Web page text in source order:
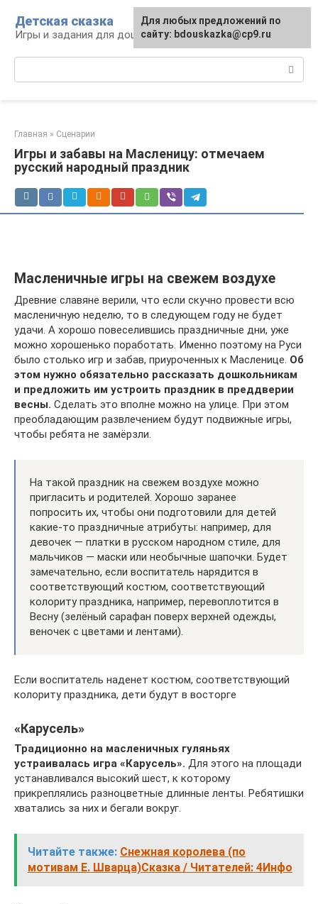
контенту
Детская сказка
Игры и задания для дошкольников
Главная » Сценарии
Игры и забавы на Масленицу: отмечаем
русский народный праздник
Масленичные игры на свежем воздухе
Древние славяне верили, что если скучно провести всю
масленичную неделю, то в следующем году не будет
удачи. А хорошо повеселившись праздничные дни, уже
можно хорошенько поработать. Именно поэтому на Руси
было столько игр и забав, приуроченных к Масленице. Об
этом нужно обязательно рассказать дошкольникам
и предложить им устроить праздник в преддверии
весны. Сделать это вполне можно на улице. При этом
преобладающим развлечением будут подвижные игры,
чтобы ребята не замёрзли.
На такой праздник на свежем воздухе можно
пригласить и родителей. Хорошо заранее
попросить их, чтобы они подготовили для детей
какие-то праздничные атрибуты: например, для
девочек — платки в русском народном стиле, для
мальчиков — маски или необычные шапочки. Будет
замечательно, если воспитатель нарядится в
соответствующий костюм, соответствующий
колориту праздника, например, перевоплотится в
Весну (зелёный сарафан поверх верхней одежды,
веночек с цветами и лентами).
Если воспитатель наденет костюм, соответствующий
колориту праздника, дети будут в восторге
«Карусель»
Традиционно на масленичных гуляньях
устраивалась игра «Карусель». Для этого на площади
устанавливался высокий шест, к которому
прикреплялись разноцветные длинные ленты. Ребятишки
хватались за них и бегали вокруг.
Читайте также: Снежная королева (по
мотивам Е. Шварца)Сказка / Читателей: 4Инфо
Для любых предложений по
сайту: bdouskazka@cp9.ru